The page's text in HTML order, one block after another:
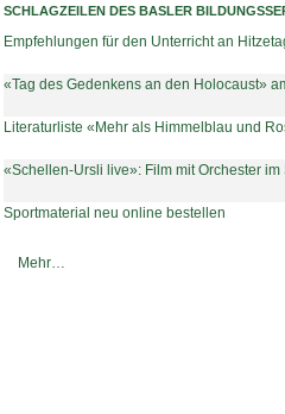
SCHLAGZEILEN DES BASLER
Empfehlungen für den Unterricht an
«Tag des Gedenkens an den Holocaust»
Literaturliste «Mehr als Himmelblau und
«Schellen-Ursli live»: Film mit Orchester im
Sportmaterial neu online bestellen
Schlagzeilen des Basler Bildungsservers -
Mehr…